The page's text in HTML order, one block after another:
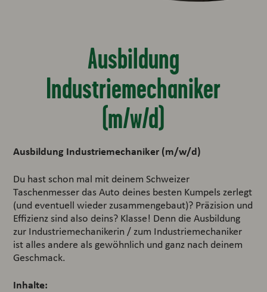
Ausbildung
Industriemechaniker
(m/w/d)
Ausbildung Industriemechaniker (m/w/d)
Du hast schon mal mit deinem Schweizer
Taschenmesser das Auto deines besten Kumpels zerlegt
(und eventuell wieder zusammengebaut)? Präzision und
Effizienz sind also deins? Klasse! Denn die Ausbildung
zur Industriemechanikerin / zum Industriemechaniker
ist alles andere als gewöhnlich und ganz nach deinem
Geschmack.
Inhalte: